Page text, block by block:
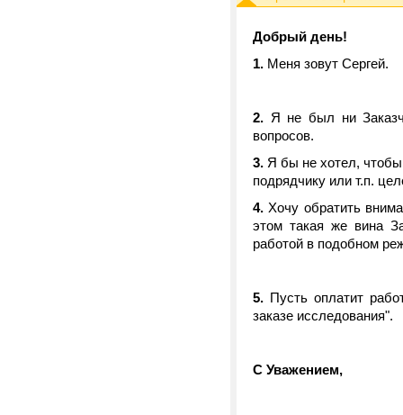
Добрый день!
1. Меня зовут Сергей.
2. Я не был ни
вопросов.
3. Я бы не хотел, чтобы
подрядчику или т.п.
4. Хочу обратить
этом такая же вина
работой в подобном
5. Пусть оплатит
заказе исследования".
С Уважением,